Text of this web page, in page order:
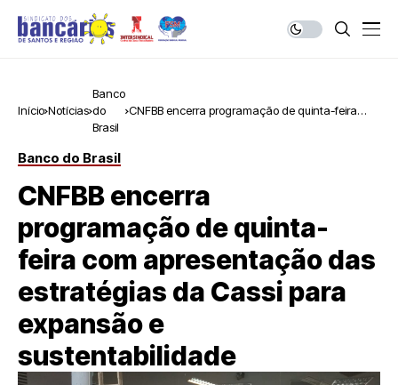
Início Notícias
Banco
do
Brasil
CNFBB encerra programação de quinta-feira
Banco do Brasil
CNFBB encerra
programação de quinta-
feira com apresentação das
estratégias da Cassi para
expansão e
sustentabilidade